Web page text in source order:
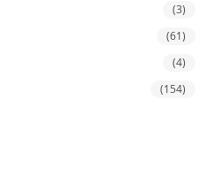
(3)
(61)
(4)
(154)